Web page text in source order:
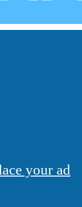
your ad